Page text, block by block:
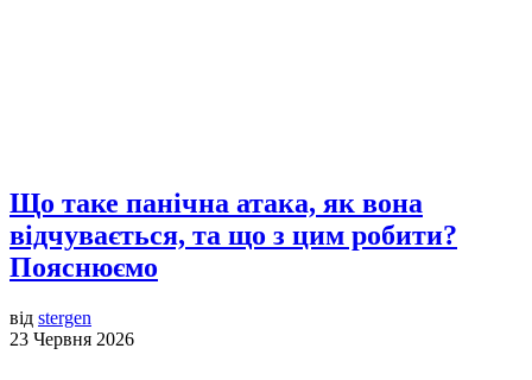
Що таке панічна атака, як вона
відчувається, та що з цим робити?
Пояснюємо
від stergen
23 Червня 2026